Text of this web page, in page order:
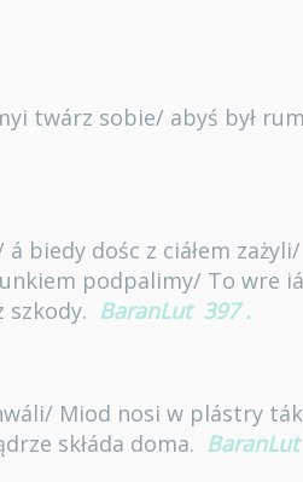
twárz sobie/ abyś był
biedy dośc z ciáłem
podpalimy/ To wre
szkody. BaranLut 397 .
Miod nosi w plástry
skłáda doma. BaranLut